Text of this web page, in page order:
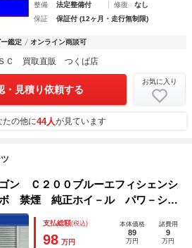
整備
法定整備付 修復
なし
保証
保証付 (12ヶ月・走行無制限)
ー鑑定 オンライン商談可
ＳＣ 買取直販 つくば店
・見積り依頼する
お気に入り
たの他に44人が見ています
ン Ｃ２００ブルーエフィシェンシ
禁煙 純正ホイ－ル パワ－シ－
トライト 純正ナビ ＴＶ ＥＴＣ
ズコントロ－ル パ－クトロニック
支払総額(税込)
98 万円
本体価格
89
万円
諸費用
9
万円